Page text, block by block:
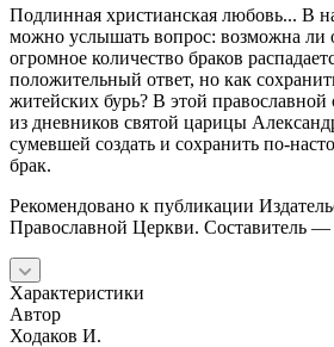
Подлинная христианская любовь... В
можно услышать вопрос: возможна ли
огромное количество браков
положительный ответ, но как
житейских бурь? В этой православной
из дневников святой царицы
сумевшей создать и сохранить по-
брак.
Рекомендовано к публикации
Православной Церкви. Составитель —
Характеристики
Автор
Ходаков И.